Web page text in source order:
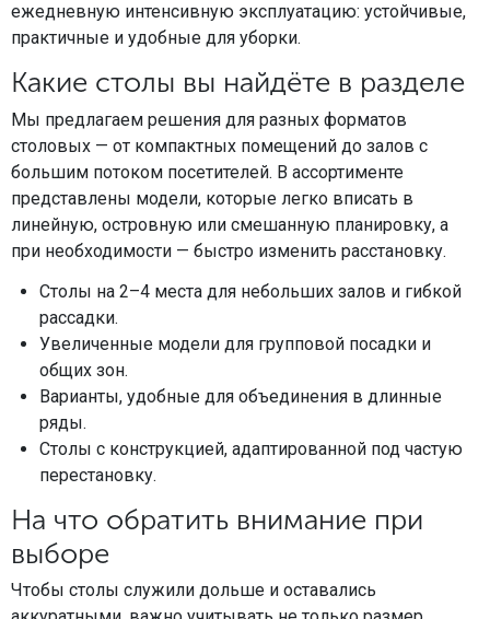
ежедневную интенсивную эксплуатацию: устойчивые,
практичные и удобные для уборки.
Какие столы вы найдёте в разделе
Мы предлагаем решения для разных форматов
столовых — от компактных помещений до залов с
большим потоком посетителей. В ассортименте
представлены модели, которые легко вписать в
линейную, островную или смешанную планировку, а
при необходимости — быстро изменить расстановку.
Столы на 2–4 места для небольших залов и гибкой
рассадки.
Увеличенные модели для групповой посадки и
общих зон.
Варианты, удобные для объединения в длинные
ряды.
Столы с конструкцией, адаптированной под частую
перестановку.
На что обратить внимание при
выборе
Чтобы столы служили дольше и оставались